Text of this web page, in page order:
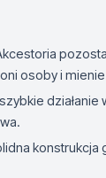
osoby i
konstrukcja